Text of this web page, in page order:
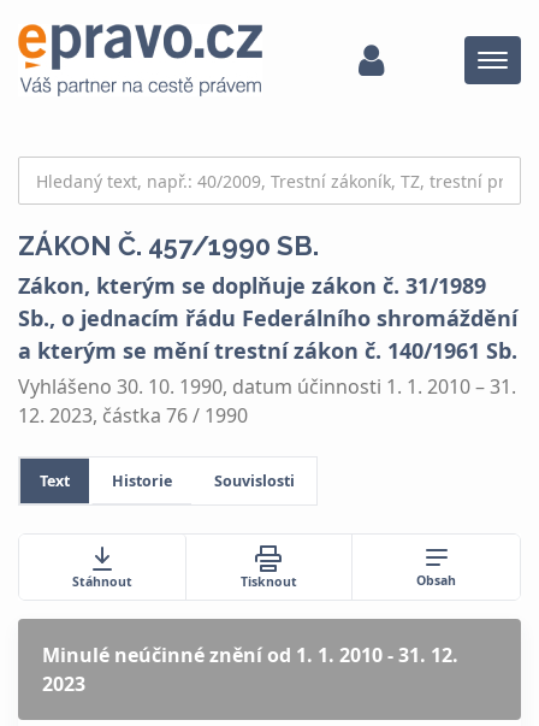
Menu
ZÁKON Č. 457/1990 SB.
Zákon, kterým se doplňuje zákon č. 31/1989
Sb., o jednacím řádu Federálního shromáždění
a kterým se mění trestní zákon č. 140/1961 Sb.
Vyhlášeno 30. 10. 1990, datum účinnosti 1. 1. 2010 – 31.
12. 2023, částka 76 / 1990
Text Historie Souvislosti
Stáhnout Tisknout Obsah
Minulé neúčinné zněníod 1. 1. 2010 - 31. 12.
2023